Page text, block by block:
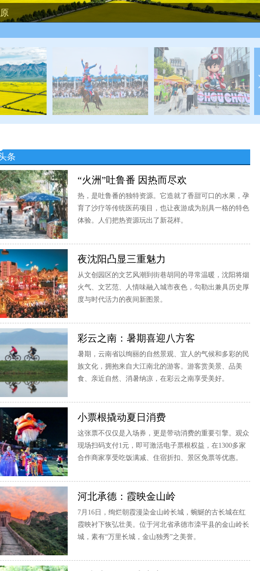
第36届旅游那达慕开幕
条
“火洲”吐鲁番 因热而尽欢
热，是吐鲁番的独特资源。它造就了香甜可口的水果，孕
育了沙疗等传统医药项目，也让夜游成为别具一格的特色
体验。人们把热资源玩出了新花样。
夜沈阳凸显三重魅力
从文创园区的文艺风潮到街巷胡同的寻常温暖，沈阳将烟
火气、文艺范、人情味融入城市夜色，勾勒出兼具历史厚
度与时代活力的夜间新图景。
彩云之南：暑期喜迎八方客
暑期，云南省以绚丽的自然景观、宜人的气候和多彩的民
族文化，拥抱来自大江南北的游客。游客赏美景、品美
食、亲近自然、消暑纳凉，在彩云之南享受美好。
小票根撬动夏日消费
这张票不仅仅是入场券，更是带动消费的重要引擎。观众
现场扫码支付1元，即可激活电子票根权益，在1300多家
合作商家享受吃饭满减、住宿折扣、景区免票等优惠。
河北承德：霞映金山岭
7月16日，绚烂朝霞漫染金山岭长城，蜿蜒的古长城在红
霞映衬下恢弘壮美。位于河北省承德市滦平县的金山岭长
城，素有“万里长城，金山独秀”之美誉。